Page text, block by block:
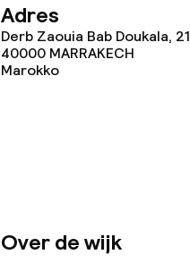
Adres
Derb Zaouia Bab Doukala, 21
40000 MARRAKECH
Marokko
Over de wijk